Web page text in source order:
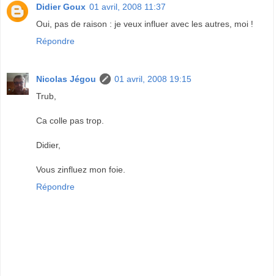
Didier Goux 01 avril, 2008 11:37
Oui, pas de raison : je veux influer avec les autres, moi !
Répondre
Nicolas Jégou
01 avril, 2008 19:15
Trub,
Ca colle pas trop.
Didier,
Vous zinfluez mon foie.
Répondre